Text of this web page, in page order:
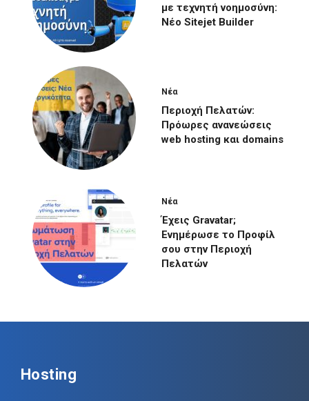
με τεχνητή νοημοσύνη:
Νέο Sitejet Builder
Νέα
Περιοχή Πελατών:
Πρόωρες ανανεώσεις
web hosting και domains
Νέα
Έχεις Gravatar;
Ενημέρωσε το Προφίλ
σου στην Περιοχή
Πελατών
Hosting